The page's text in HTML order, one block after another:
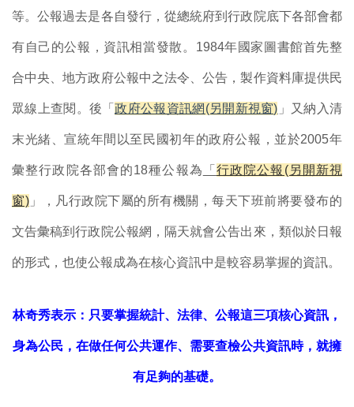
等。公報過去是各自發行，從總統府到行政院底下各部會都
有自己的公報，資訊相當發散。 1984年國家圖書館首先整
合中央、地方政府公報中之法令、公告，製作資料庫提供民
眾線上查閱。後 「政府公報資訊網(另開新視窗) 」又納入清
末光緒、宣統年間以至民國初年的政府公報，並於2005年
彙整行政院各部會的18種公報為 「 行政院公報(另開新視
窗)」，凡行政院下屬的所有機關，每天下班前將要發布的
文告彙稿到行政院公報網，隔天就會公告出來，類似於日報
的形式，也使公報成為在核心資訊中是較容易掌握的資訊。
林奇秀表示：只要掌握統計、法律、公報這三項核心資訊，
身為公民，在做任何公共運作、需要查檢公共資訊時，就擁
有足夠的基礎。